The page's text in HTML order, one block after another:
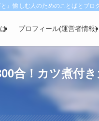
』愉しむ人のためのことばとブログ
プロフィール(運営者情報)
合！カツ煮付